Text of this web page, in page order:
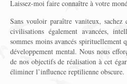
Laissez-moi faire connaître à votre
Sans vouloir paraître vaniteux, sachez
civilisations également avancées,
sommes moins avancés spirituellement
développement mental. Nous nous
de nos objectifs de réalisation à cet
éliminer l’influence reptilienne obscure.